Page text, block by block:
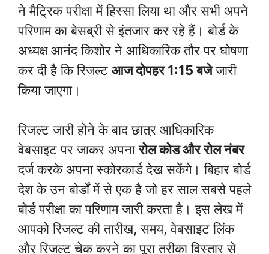
ने मैट्रिक परीक्षा में हिस्सा लिया था और सभी अपने
परिणाम का बेसब्री से इंतजार कर रहे हैं। बोर्ड के
अध्यक्ष आनंद किशोर ने आधिकारिक तौर पर घोषणा
कर दी है कि रिजल्ट आज दोपहर 1:15 बजेजारी
किया जाएगा।
रिजल्ट जारी होने के बाद छात्र आधिकारिक
वेबसाइट पर जाकर अपनारोल कोड और रोल नंबर
दर्ज करके अपना स्कोरकार्ड देख सकेंगे। बिहार बोर्ड
देश के उन बोर्डों में से एक है जो हर साल सबसे पहले
बोर्ड परीक्षा का परिणाम जारी करता है। इस लेख में
आपको रिजल्ट की तारीख, समय, वेबसाइट लिंक
और रिजल्ट चेक करने का पूरा तरीका विस्तार से